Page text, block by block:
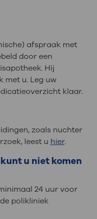
afspraak met
door een
Hij
met u. Leg uw
klaar.
zoals nuchter
leest u hier.
u niet komen
24 uur voor
polikliniek